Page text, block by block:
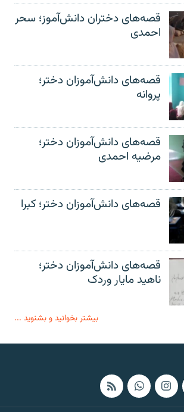
قصه‌های دختران دانش‌آموز؛ سحر
احمدی
قصه‌های دانش‌آموزان دختر؛
پروانه
قصه‌های دانش‌آموزان دختر؛
مرضیه احمدی
قصه‌های دانش‌آموزان دختر؛ کبرا
قصه‌های دانش‌آموزان دختر؛
ناهید مایار وردک
بیشتر بخوانید و بشنوید ...